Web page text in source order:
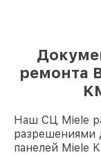
ремонта
Наш СЦ Miele
разрешениями
панелей Miele